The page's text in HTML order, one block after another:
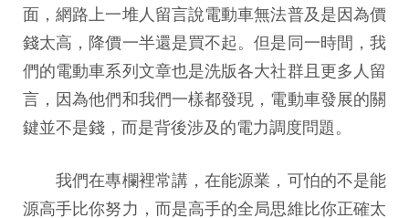
面，網路上一堆人留言說電動車無法普及是因為價
錢太高，降價一半還是買不起。但是同一時間，我
們的電動車系列文章也是洗版各大社群且更多人留
言，因為他們和我們一樣都發現，電動車發展的關
鍵並不是錢，而是背後涉及的電力調度問題。
我們在專欄裡常講，在能源業，可怕的不是能
源高手比你努力，而是高手的全局思維比你正確太